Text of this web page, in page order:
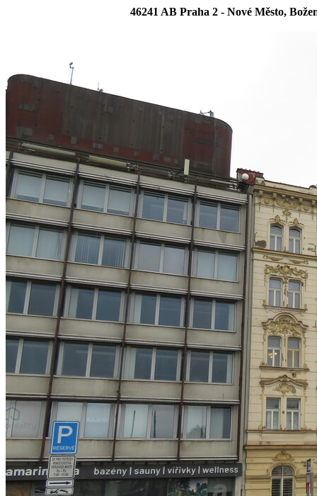
46241 AB Praha 2 - Nové Město,